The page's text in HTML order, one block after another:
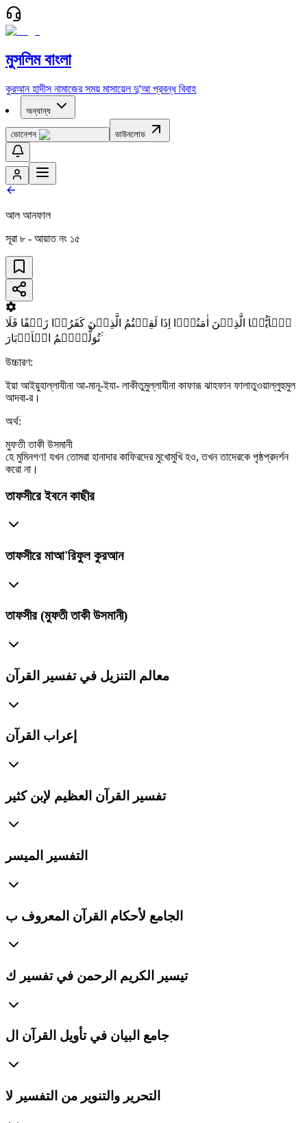
মুসলিম বাংলা
কুরআন হাদীস নামাজের সময় মাসায়েল দু'আ প্রবন্ধ বিবাহ
অন্যান্য
ডোনেশন ডাউনলোড
আল আনফাল
সূরা ৮ - আয়াত নং ১৫
یٰۤاَیُّہَا الَّذِیۡنَ اٰمَنُوۡۤا اِذَا لَقِیۡتُمُ الَّذِیۡنَ کَفَرُوۡا زَحۡفًا فَلَا
تُوَلُّوۡہُمُ الۡاَدۡبَارَ ۚ
উচ্চারণ:
ইয়া আইয়ুহাল্লাযীনা আ-মানূ-ইযা- লাকীতুমুল্লাযীনা কাফারূ ঝাহফান ফালাতুওয়াল্লুহুমুল
আদবা-র।
অর্থ:
মুফতী তাকী উসমানী
হে মুমিনগণ! যখন তোমরা হানাদার কাফিরদের মুখোমুখি হও, তখন তাদেরকে পৃষ্ঠপ্রদর্শন
করো না।
তাফসীরে ইবনে কাছীর
তাফসীরে মাআ'রিফুল কুরআন
তাফসীর (মুফতী তাকী উসমানী)
معالم التنزيل في تفسير القرآن
إعراب القرآن
تفسير القرآن العظيم لإبن كثير
التفسير الميسر
الجامع لأحكام القرآن المعروف ب
تيسير الكريم الرحمن في تفسير ك
جامع البيان في تأويل القرآن ال
التحرير والتنوير من التفسير لا